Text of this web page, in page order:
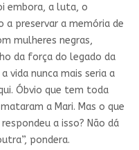
embora, a luta, o
preservar a memória de
mulheres negras,
da força do legado da
vida nunca mais seria a
Óbvio que tem toda
a Mari. Mas o que
a isso? Não dá
pondera.